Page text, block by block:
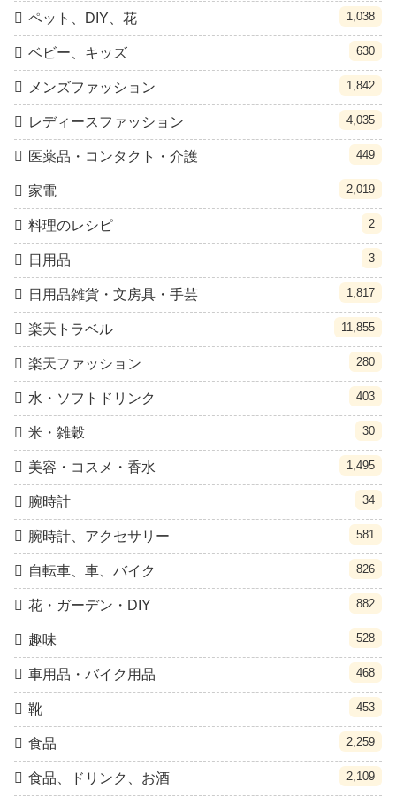
ペット、DIY、花 1,038
ベビー、キッズ 630
メンズファッション 1,842
レディースファッション 4,035
医薬品・コンタクト・介護 449
家電 2,019
料理のレシピ 2
日用品 3
日用品雑貨・文房具・手芸 1,817
楽天トラベル 11,855
楽天ファッション 280
水・ソフトドリンク 403
米・雑穀 30
美容・コスメ・香水 1,495
腕時計 34
腕時計、アクセサリー 581
自転車、車、バイク 826
花・ガーデン・DIY 882
趣味 528
車用品・バイク用品 468
靴 453
食品 2,259
食品、ドリンク、お酒 2,109